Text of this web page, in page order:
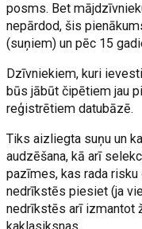
posms. Bet
nepārdod, šis
(suņiem) un pēc 15
Dzīvniekiem, kuri
būs jābūt čipētiem jau
reģistrētiem datubāzē.
Tiks aizliegta suņu un
audzēšana, kā arī
pazīmes, kas rada
nedrīkstēs piesiet (ja
nedrīkstēs arī izmantot